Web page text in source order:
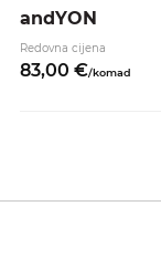
andYON
Redovna cijena
83,00 €/komad